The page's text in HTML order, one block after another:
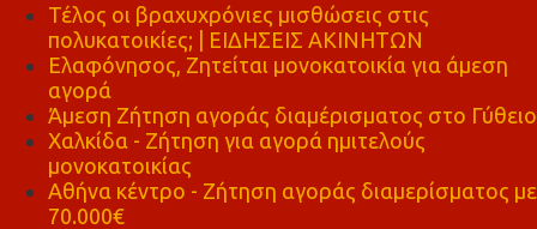
Τέλος οι βραχυχρόνιες μισθώσεις στις
πολυκατοικίες; | ΕΙΔΗΣΕΙΣ ΑΚΙΝΗΤΩΝ
Ελαφόνησος, Ζητείται μονοκατοικία για άμεση
αγορά
Άμεση Ζήτηση αγοράς διαμέρισματος στο Γύθειο
Χαλκίδα - Ζήτηση για αγορά ημιτελούς
μονοκατοικίας
Αθήνα κέντρο - Ζήτηση αγοράς διαμερίσματος με
70.000€